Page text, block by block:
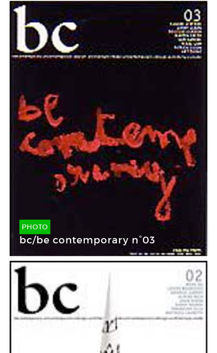
PHOTO
bc/be contemporary n°03